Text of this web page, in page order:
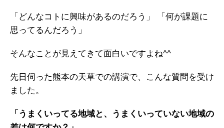
「どんなコトに興味があるのだろう」
「何が課題に
思ってるんだろう」
そんなことが見えてきて面白いですよね^^
先日伺った熊本の天草での講演で、こんな質問を受け
ました。
「うまくいってる地域と、うまくいっていない地域の